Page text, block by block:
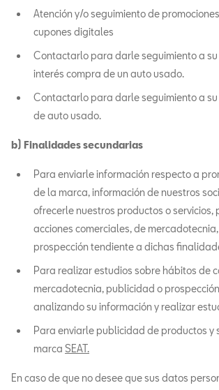
Atención y/o seguimiento de
cupones digitales
Contactarlo para darle seguimiento a
interés compra de un auto usado.
Contactarlo para darle seguimiento a
de auto usado.
b) Finalidades secundarias
Para enviarle información respecto a
de la marca, información de nuestros
ofrecerle nuestros productos o servicios,
acciones comerciales, de
prospección tendiente a dichas
Para realizar estudios sobre hábitos de
mercadotecnia, publicidad o
analizando su información y realizar
Para enviarle publicidad de productos y
marca SEAT.
En caso de que no desee que sus datos